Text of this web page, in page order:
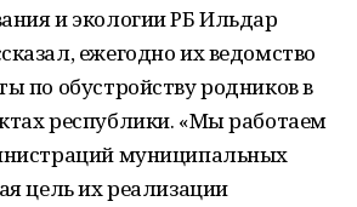
и экологии РБ Ильдар
ежегодно их ведомство
по обустройству родников в
республики. «Мы работаем
муниципальных
цель их реализации